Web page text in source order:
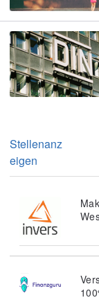
Stellenanz
eigen